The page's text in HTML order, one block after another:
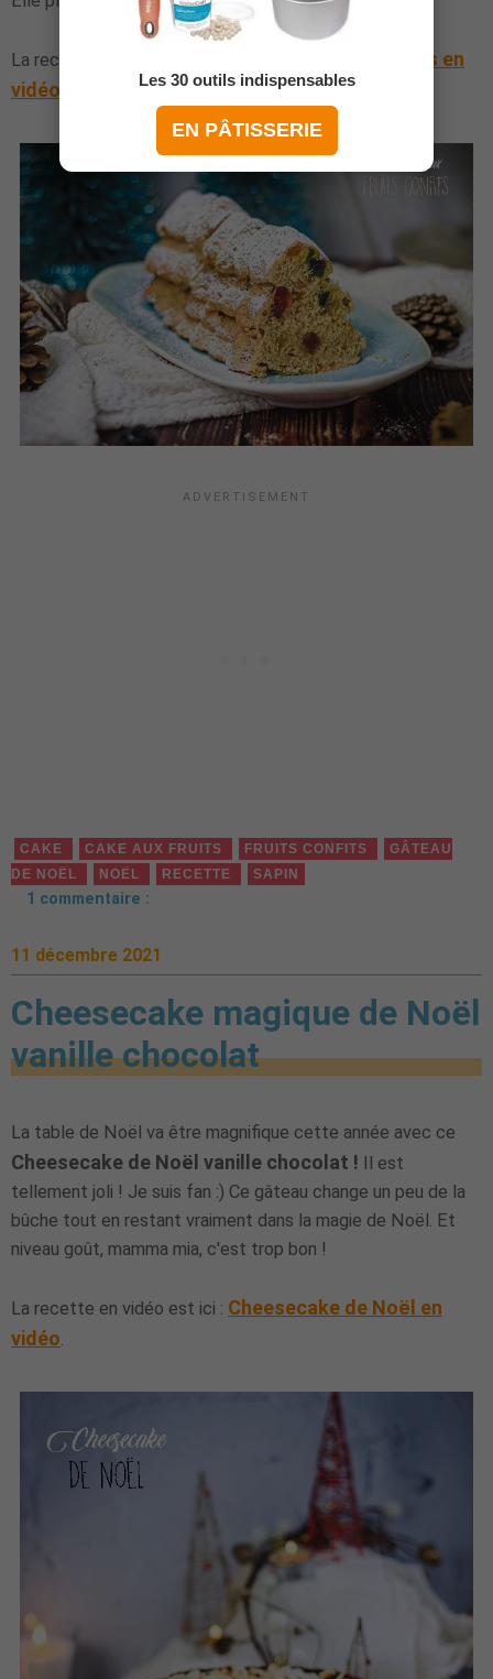
La recette en vidéo est ici :
Cake aux fruits confits en
vidéo
CAKE CAKE AUX FRUITS FRUITS CONFITS
GÂTEAU
DE NOËL
NOËL RECETTE SAPIN
1 commentaire :
11 décembre 2021
Cheesecake magique de Noël
vanille chocolat
La table de Noël va être magnifique cette année avec ce
Cheesecake de Noël vanille chocolat ! Il est
tellement joli ! Je suis fan :) Ce gâteau change un peu de la
bûche tout en restant vraiment dans la magie de Noël. Et
niveau goût, mamma mia, c'est trop bon !
La recette en vidéo est ici : Cheesecake de Noël en
vidéo
Les 30 outils indispensables
EN PÂTISSERIE